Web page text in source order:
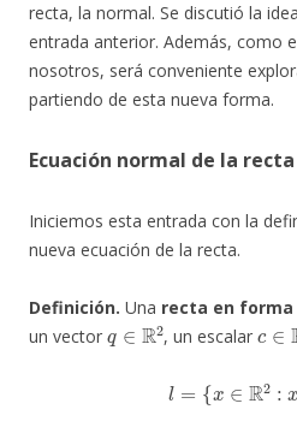
recta, la normal. Se discutió la
entrada anterior. Además, como
nosotros, será conveniente
partiendo de esta nueva forma.
Ecuación normal de la recta
Iniciemos esta entrada con la
nueva ecuación de la recta.
Definición. Una recta en
un vector
q ∈R2
, un escalar
c∈R
l ∈ :x⋅q